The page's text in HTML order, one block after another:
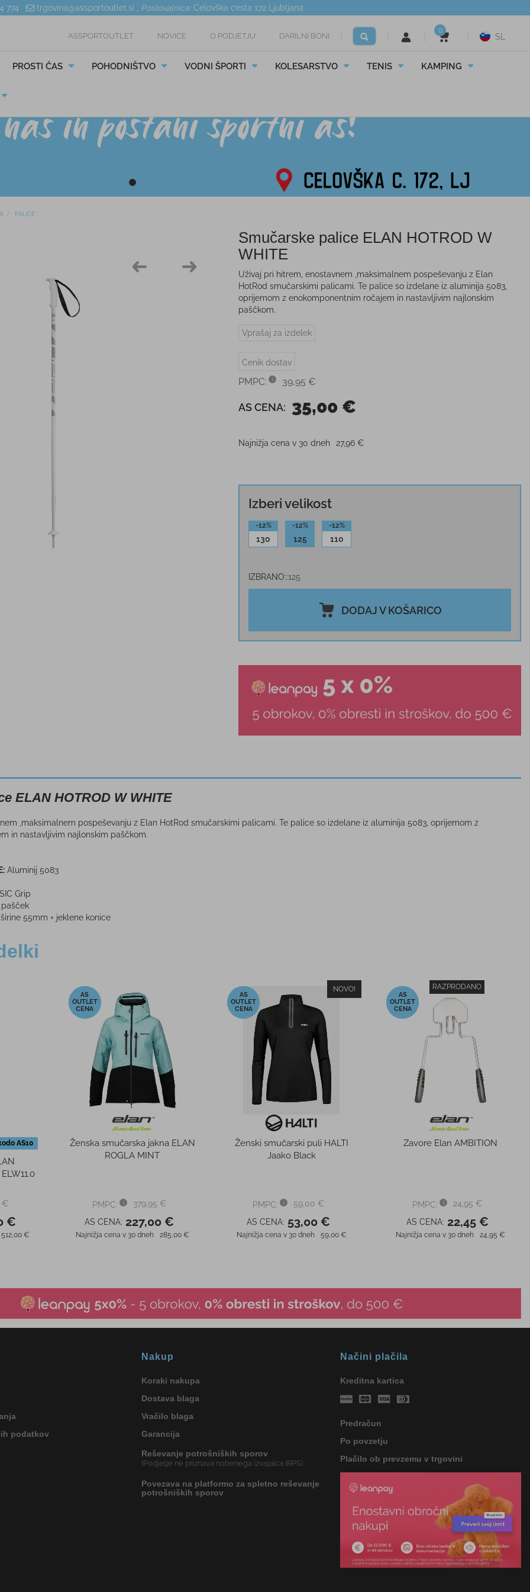
774 trgovina@assportoutlet.si Poslovalnica: Celovška cesta 172Ljubljana
ASSPORTOUTLET NOVICE O PODJETJU DARILNI BONI
0
SL
PROSTI ČAS POHODNIŠTVO VODNI ŠPORTI KOLESARSTVO TENIS KAMPING
PALICE
Smučarske palice ELAN HOTROD W
WHITE
Uživaj pri hitrem, enostavnem ,maksimalnem pospeševanju z Elan
HotRod smučarskimi palicami. Te palice so izdelane iz aluminija 5083,
oprijemom z enokomponentnim ročajem in nastavljivim najlonskim
paščkom.
Vprašaj za izdelek
Cenik dostav
PMPC: 39,95 €
AS CENA: 35,00 €
Najnižja cena v 30 dneh 27,96 €
Izberi velikost
-12%
130
-12%
125
-12%
110
IZBRANO: 125
DODAJ V KOŠARICO
ELAN HOTROD W WHITE
,maksimalnem pospeševanju z Elan HotRod smučarskimi palicami. Te palice so izdelane iz aluminija 5083, oprijemom z
in nastavljivim najlonskim paščkom.
Aluminij 5083
Grip
55mm + jeklene konice
TEX®
-40%
Moške smučarske hlače
NORTHFINDER JACOBO črne
PMPC:
149,00 €
AS CENA:
89,00 €
Najnižja cena v 30 dneh 149,00 €
-20%
Ženska jakna CRAFT STORM
PMPC:
99,95 €
AS CENA:
80,00 €
Najnižja cena v 30 dneh 99,95 €
-40%
Ženski smučarski čevlji ROXA
R3W 105 TI IR
PMPC:
499,95 €
AS CENA:
300,00 €
Najnižja cena v 30 dneh 499,95 €
podatkov
Nakup
Koraki nakupa
Dostava blaga
Vračilo blaga
Garancija
Reševanje potrošniških sporov
(Podjetje ne priznava nobenega izvajalca IRPS)
Povezava na platformo za spletno reševanje
potrošniških sporov
Načini plačila
Kreditna kartica
Predračun
Po povzetju
Plačilo ob prevzemu v trgovini